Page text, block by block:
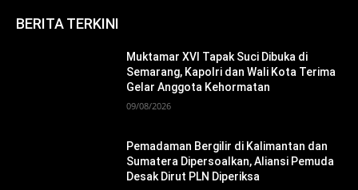
BERITA TERKINI
Muktamar XVI Tapak Suci Dibuka di
Semarang, Kapolri dan Wali Kota Terima
Gelar Anggota Kehormatan
09/08/2026
Pemadaman Bergilir di Kalimantan dan
Sumatera Dipersoalkan, Aliansi Pemuda
Desak Dirut PLN Diperiksa